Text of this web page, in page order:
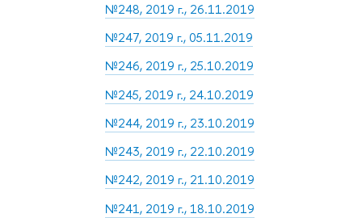
№248, 2019 г., 26.11.2019
№247, 2019 г., 05.11.2019
№246, 2019 г., 25.10.2019
№245, 2019 г., 24.10.2019
№244, 2019 г., 23.10.2019
№243, 2019 г., 22.10.2019
№242, 2019 г., 21.10.2019
№241, 2019 г., 18.10.2019